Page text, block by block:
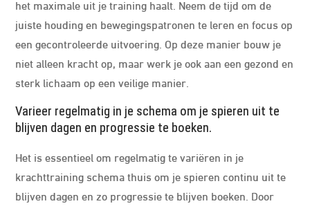
het maximale uit je training haalt. Neem de tijd om de
juiste houding en bewegingspatronen te leren en focus op
een gecontroleerde uitvoering. Op deze manier bouw je
niet alleen kracht op, maar werk je ook aan een gezond en
sterk lichaam op een veilige manier.
Varieer regelmatig in je schema om je spieren uit te
blijven dagen en progressie te boeken.
Het is essentieel om regelmatig te variëren in je
krachttraining schema thuis om je spieren continu uit te
blijven dagen en zo progressie te blijven boeken. Door